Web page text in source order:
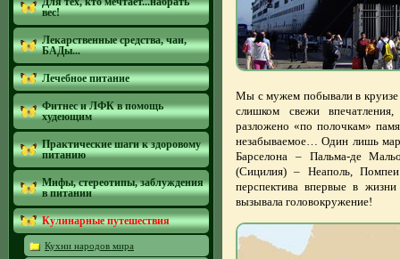
вес!
Лекарственные средства, чаи,
БАДы...
Лечебное питание
Фитнес и ЛФК в помощь
худеющим
Практические шаги к здоровому
питанию
Мифы, стереотипы, заблуждения
в питании
Кулинарные путешествия
Кухни народов мира
Мы с мужем побывали в круизе
слишком свежи
разложено «по полочкам»
незабываемое… Один лишь
Барселона – Пальма-де
(Сицилия) – Неаполь,
перспектива впервые в
вызывала головокружение!